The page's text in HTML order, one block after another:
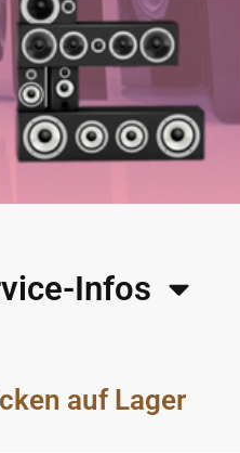
Infos
auf Lager